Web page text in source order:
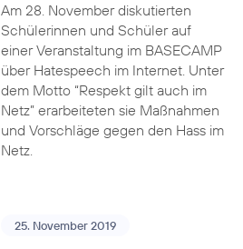
Am 28. November diskutierten
Schülerinnen und Schüler auf
einer Veranstaltung im BASECAMP
über Hatespeech im Internet. Unter
dem Motto “Respekt gilt auch im
Netz” erarbeiteten sie Maßnahmen
und Vorschläge gegen den Hass im
Netz.
25. November 2019